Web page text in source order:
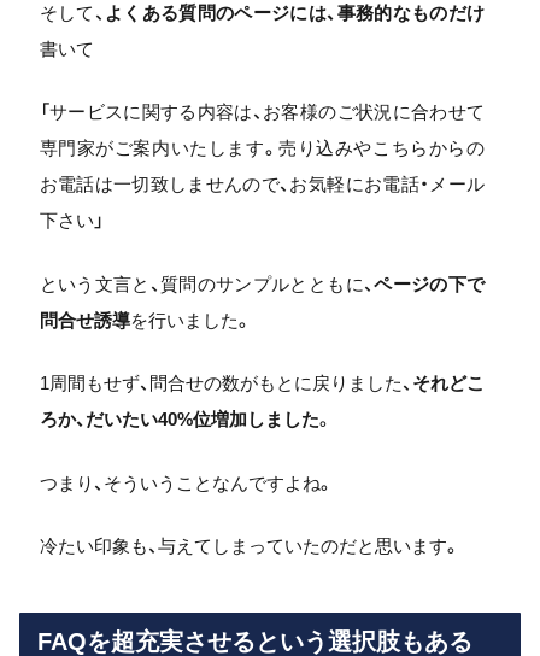
そして、 よくある質問のページには、事務的なものだけ
書いて
「サービスに関する内容は、お客様のご状況に合わせて
専門家がご案内いたします。売り込みやこちらからの
お電話は一切致しませんので、お気軽にお電話・メール
下さい」
という文言と、質問のサンプルとともに、ページの下で
問合せ誘導を行いました。
1周間もせず、問合せの数がもとに戻りました、 それどこ
ろか、だいたい40%位増加しました。
つまり、そういうことなんですよね。
冷たい印象も、与えてしまっていたのだと思います。
FAQを超充実させるという選択肢もある